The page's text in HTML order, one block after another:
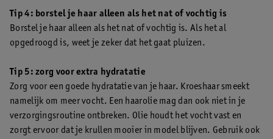
Tip 4: borstel je haar alleen als het nat of vochtig is
Borstel je haar alleen als het nat of vochtig is. Als het al
opgedroogd is, weet je zeker dat het gaat pluizen.
Tip 5: zorg voor extra hydratatie
Zorg voor een goede hydratatie van je haar. Kroeshaar smeekt
namelijk om meer vocht. Een haarolie mag dan ook niet in je
verzorgingsroutine ontbreken. Olie houdt het vocht vast en
zorgt ervoor dat je krullen mooier in model blijven. Gebruik ook